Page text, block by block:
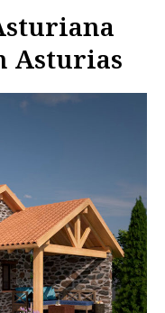
Asturias